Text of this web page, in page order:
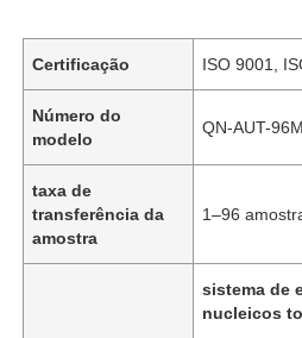
Certificação ISO 9001,
Número do
modelo
QN-AUT-
taxa de
transferência da
amostra
1–96
sistema de
nucleicos